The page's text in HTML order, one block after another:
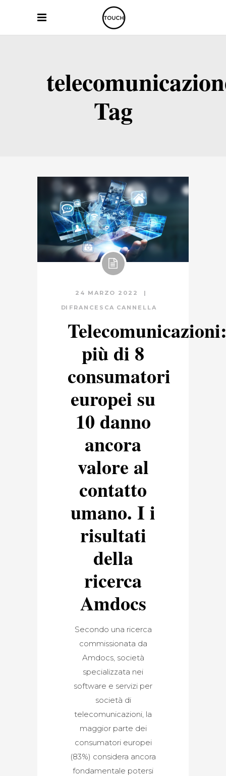
Tag
24 MARZO 2022
DI FRANCESCA CANNELLA
più di 8
consumatori
europei su
10 danno
ancora
valore al
contatto
umano. I i
risultati
della
ricerca
Amdocs
Secondo una ricerca
commissionata da
Amdocs, società
specializzata nei
software e servizi per
società di
telecomunicazioni, la
maggior parte dei
consumatori europei
(83%) considera ancora
fondamentale potersi